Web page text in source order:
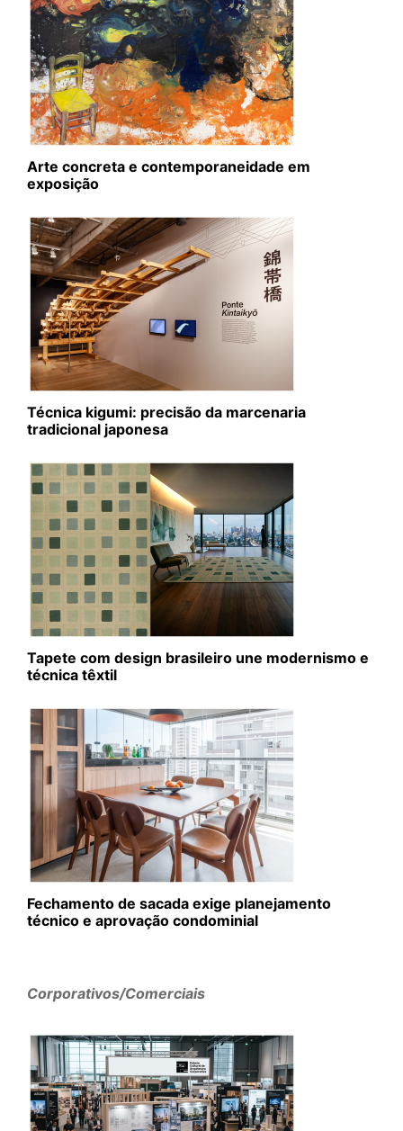
Arte concreta e contemporaneidade em
exposição
Técnica kigumi: precisão da marcenaria
tradicional japonesa
Tapete com design brasileiro une modernismo e
técnica têxtil
Fechamento de sacada exige planejamento
técnico e aprovação condominial
Corporativos/Comerciais